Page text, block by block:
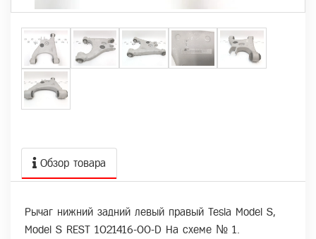
Обзор товара
Рычаг нижний задний левый правый Tesla Model S,
Model S REST 1021416-00-D На схеме № 1.